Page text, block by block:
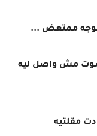
بوجه ممتعض ...
مش واصل ليه
مقلتيه